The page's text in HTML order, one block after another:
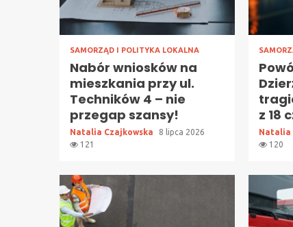
SAMORZĄD I POLITYKA LOKALNA
Nabór wniosków na
mieszkania przy ul.
Techników 4 – nie
przegap szansy!
Natalia Czajkowska
8 lipca 2026
121
z 18
Natalia
120